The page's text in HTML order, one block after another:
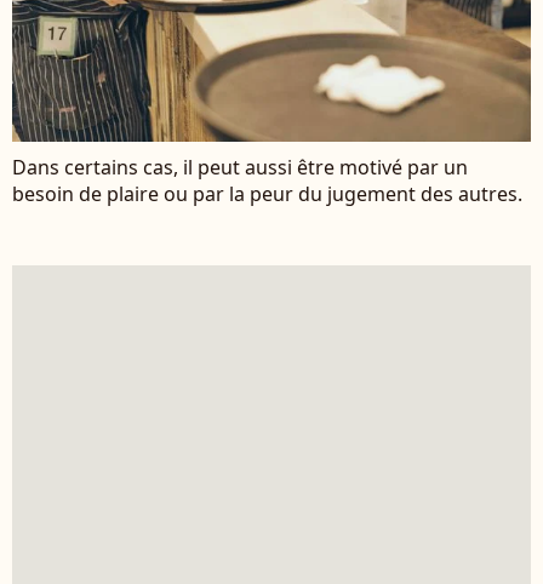
Dans certains cas, il peut aussi être motivé par un
besoin de plaire ou par la peur du jugement des autres.